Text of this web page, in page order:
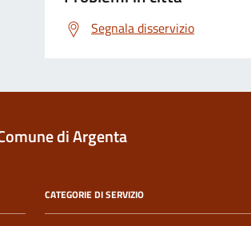
Segnala disservizio
di Argenta
CATEGORIE DI SERVIZIO